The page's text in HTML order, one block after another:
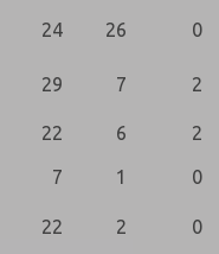
24 26 0
29 7 2
22 6 2
7 1 0
22 2 0